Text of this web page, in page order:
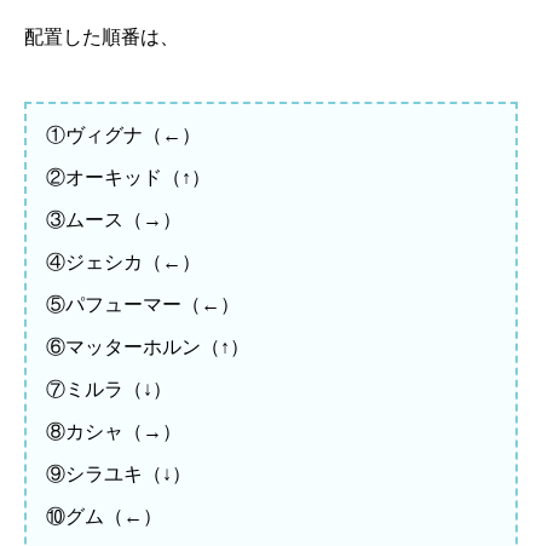
配置した順番は、
①ヴィグナ（←）
②オーキッド（↑）
③ムース（→）
④ジェシカ（←）
⑤パフューマー（←）
⑥マッターホルン（↑）
⑦ミルラ（↓）
⑧カシャ（→）
⑨シラユキ（↓）
⑩グム（←）